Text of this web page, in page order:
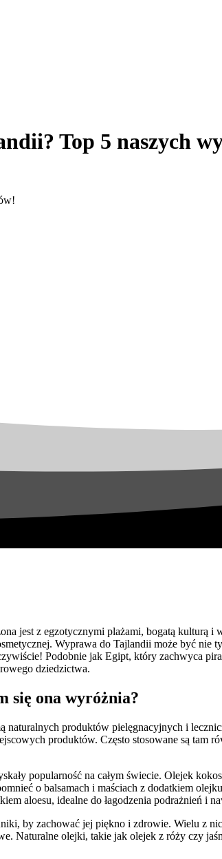
Top 5 naszych
jest z egzotycznymi plażami, bogatą
Wyprawa do Tajlandii może być nie
Podobnie jak Egipt, który zachwyca
dziedzictwa.
się ona wyróżnia?
produktów pielęgnacyjnych i
produktów. Często stosowane są tam
popularność na całym świecie. Olejek
o balsamach i maściach z dodatkiem
aloesu, idealne do łagodzenia podrażnień i
by zachować jej piękno i zdrowie. Wielu z
Naturalne olejki, takie jak olejek z róży czy